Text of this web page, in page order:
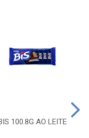
100.8G AO LEITE